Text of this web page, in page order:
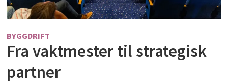
BYGGDRIFT
Fra vaktmester til strategisk
partner